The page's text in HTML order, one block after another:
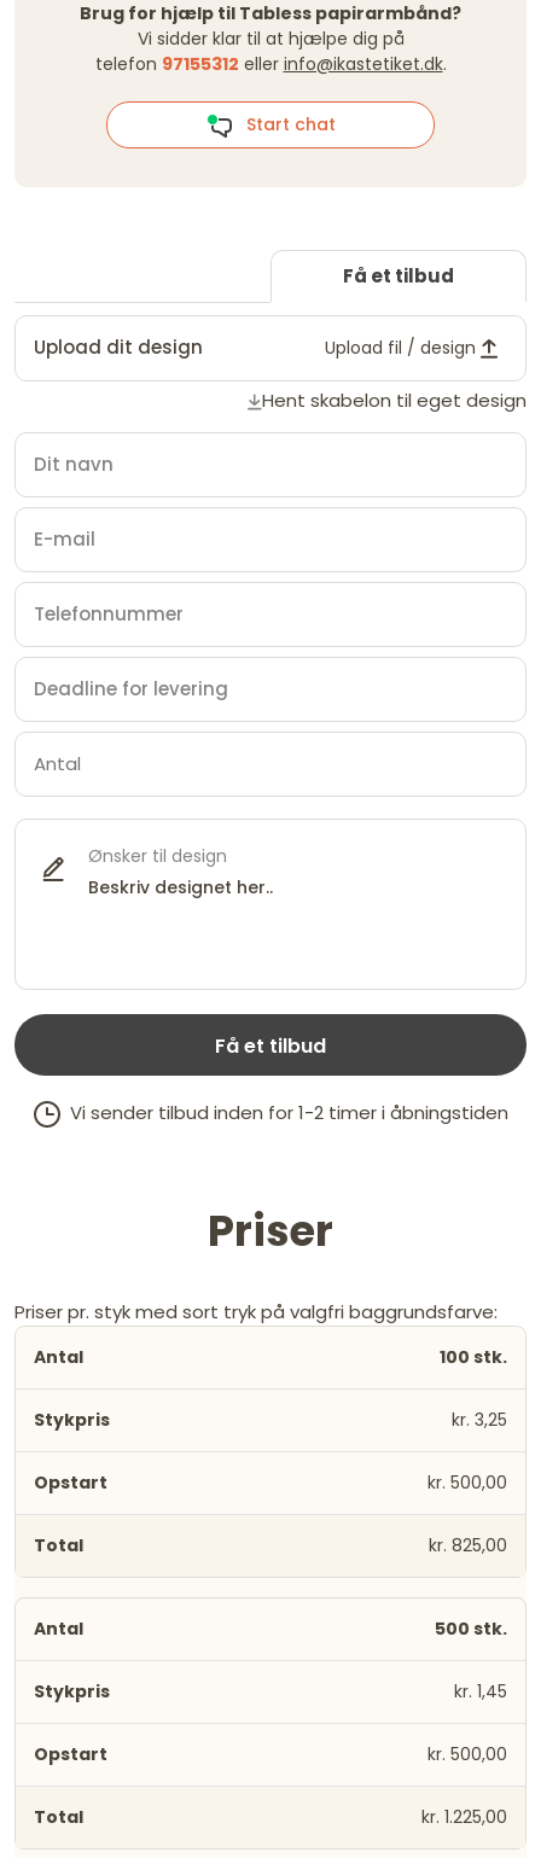
Brug for hjælp til Tabless papirarmbånd?
Vi sidder klar til at hjælpe dig på
telefon 97155312 eller info@ikastetiket.dk.
Start chat
Få et tilbud
Upload dit design Upload fil / design
Hent skabelon til eget design
Ønsker til design
Få et tilbud
Vi sender tilbud inden for 1-2 timer i åbningstiden
Priser
Priser pr. styk med sort tryk på valgfri baggrundsfarve:
100 stk.
kr. 3,25
kr. 500,00
kr. 825,00
500 stk.
kr. 1,45
kr. 500,00
kr. 1.225,00